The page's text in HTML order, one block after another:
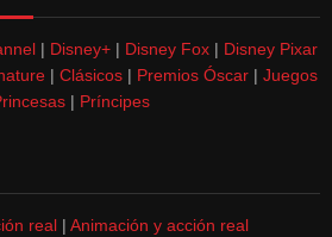
| Disney+| Disney Fox| Disney Pixar
| Clásicos| Premios Óscar| Juegos
| Príncipes
real | Animación y acción real